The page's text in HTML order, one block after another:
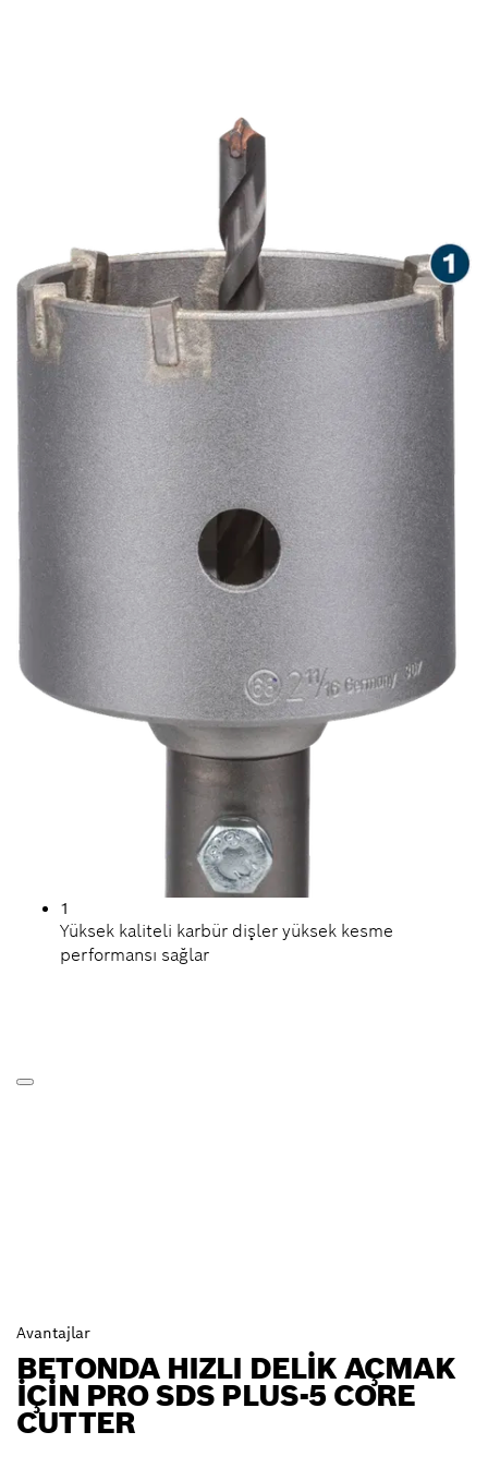
1
Yüksek kaliteli karbür dişler yüksek kesme
performansı sağlar
Avantajlar
BETONDA HIZLI DELIK AÇMAK
IÇIN PRO SDS PLUS-5 CORE
CUTTER